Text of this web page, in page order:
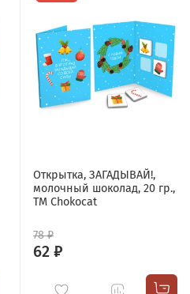
Открытка, ЗАГАДЫВАЙ!,
молочный шоколад, 20 гр.,
TM Chokocat
78 ₽
62 ₽